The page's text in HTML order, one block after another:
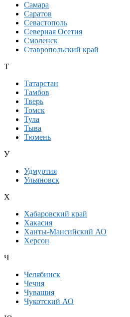
Самара
Саратов
Севастополь
Северная Осетия
Смоленск
Ставропольский край
Т
Татарстан
Тамбов
Тверь
Томск
Тула
Тыва
Тюмень
У
Удмуртия
Ульяновск
Х
Хабаровский край
Хакасия
Ханты-Мансийский АО
Херсон
Ч
Челябинск
Чечня
Чувашия
Чукотский АО